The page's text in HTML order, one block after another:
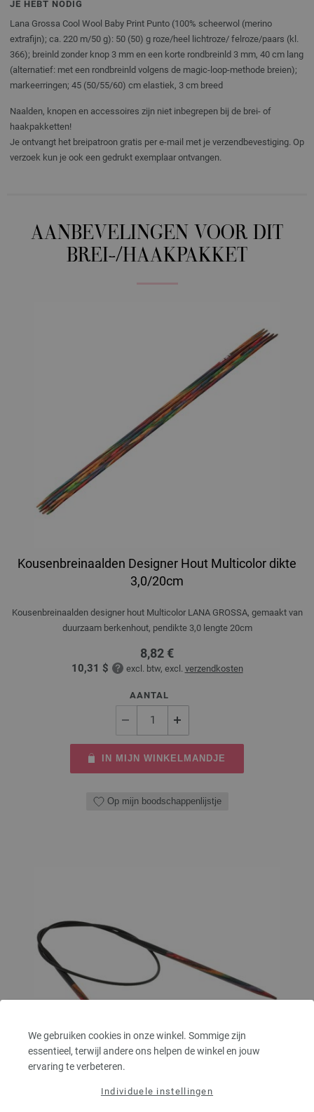
We gebruiken cookies in onze winkel. Sommige zijn
essentieel, terwijl andere ons helpen de winkel en jouw
ervaring te verbeteren.
Individuele instellingen
JE HEBT NODIG
Lana Grossa Cool Wool Baby Print Punto (100% scheerwol (merino
extrafijn); ca. 220 m/50 g): 50 (50) g roze/heel lichtroze/ felroze/paars (kl.
366); breinld zonder knop 3 mm en een korte rondbreinld 3 mm, 40 cm lang
(alternatief: met een rondbreinld volgens de magic-loop-methode breien);
markeerringen; 45 (50/55/60) cm elastiek, 3 cm breed
Naalden, knopen en accessoires zijn niet inbegrepen bij de brei- of
haakpakketten!
Je ontvangt het breipatroon gratis per e-mail met je verzendbevestiging. Op
verzoek kun je ook een gedrukt exemplaar ontvangen.
AANBEVELINGEN VOOR DIT
BREI-/HAAKPAKKET
Kousenbreinaalden Designer Hout Multicolor dikte
3,0/20cm
Kousenbreinaalden designer hout Multicolor LANA GROSSA, gemaakt van
duurzaam berkenhout, pendikte 3,0 lengte 20cm
8,82 €
10,31 $ excl. btw, excl. verzendkosten
AANTAL
IN MIJN WINKELMANDJE
Op mijn boodschappenlijstje